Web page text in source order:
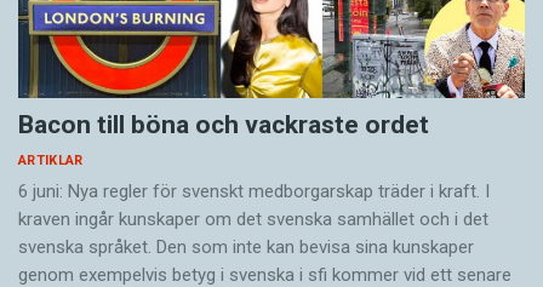
Bacon till böna och vackraste ordet
ARTIKLAR
6 juni: Nya regler för svenskt medborgarskap träder i kraft. I
kraven ingår kunskaper om det svenska samhället och i det
svenska språket. Den som inte kan bevisa sina kunskaper
genom exempelvis betyg i svenska i sfi kommer vid ett senare